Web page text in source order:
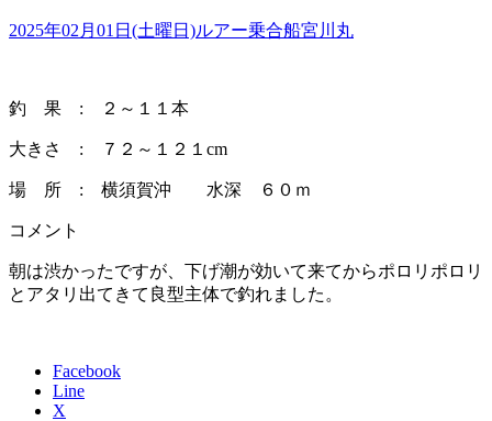
2025年02月01日(土曜日)ルアー乗合船宮川丸
釣 果 : ２～１１本
大きさ : ７２～１２１cm
場 所 : 横須賀沖 水深 ６０ｍ
コメント
朝は渋かったですが、下げ潮が効いて来てからポロリポロリ
とアタリ出てきて良型主体で釣れました。
Facebook
Line
X